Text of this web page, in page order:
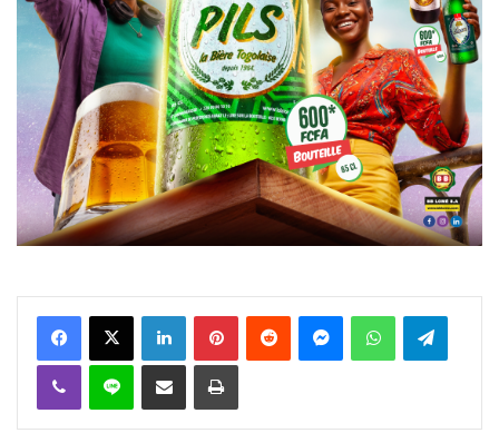
FacebookX Linkedin PinterestReddit MessengerWhatsAppTelegram
Viber Ligne Partager par email Imprimer